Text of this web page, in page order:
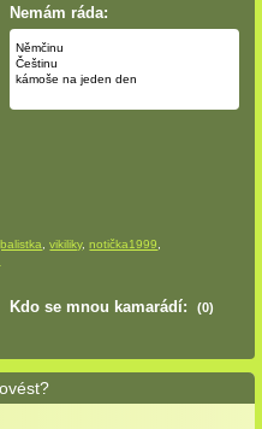
Nemám ráda:
Němčinu
Češtinu
kámoše na jeden den
,vikiliky,notička1999,
Kdo se mnou kamarádí: (0)